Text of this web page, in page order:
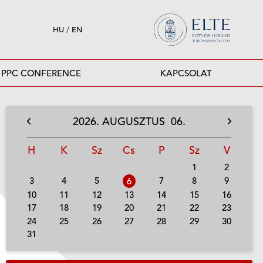
HU / EN
PPC CONFERENCE KAPCSOLAT
2026. AUGUSZTUS 06.
H K Sz Cs P Sz V
1
2
3
4 5 6 7 8
9
10
11 12 13 14 15
16
17
18 19 20 21 22
23
24
25 26 27 28 29
30
31